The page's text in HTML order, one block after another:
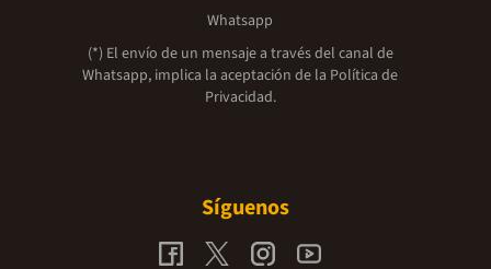
Whatsapp
(*) El envío de un mensaje a través del canal de
Whatsapp, implica la aceptación de la Política de
Privacidad.
Síguenos